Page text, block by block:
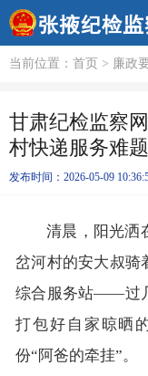
当前位置： 首页 > 廉政
甘肃纪检监察
村快递服务难题
发布时间：2026-05-09
清晨，阳光洒
岔河村的安大叔骑
综合服务站——过
打包好自家晾晒
份“阿爸的牵挂”。